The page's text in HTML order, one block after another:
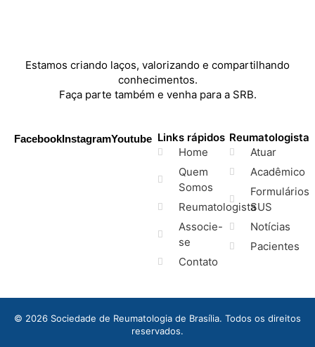
Estamos criando laços, valorizando e compartilhando
conhecimentos.
Faça parte também e venha para a SRB.
FacebookInstagramYoutube Links rápidos
Home
Quem
Somos
Reumatologista
Associe-
se
Contato
Reumatologista
Atuar
Acadêmico
Formulários
SUS
Notícias
Pacientes
© 2026 Sociedade de Reumatologia de Brasília. Todos os direitos
reservados.